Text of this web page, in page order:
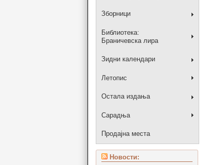
Зборници
Библиотека:
Браничевска лира
Зидни календари
Летопис
Остала издања
Сарадња
Продајна места
Новости: